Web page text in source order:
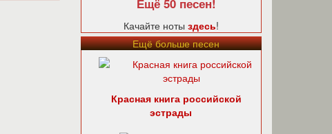
Ещё 50 песен!
Качайте ноты здесь!
Ещё больше песен
Красная книга российской
эстрады